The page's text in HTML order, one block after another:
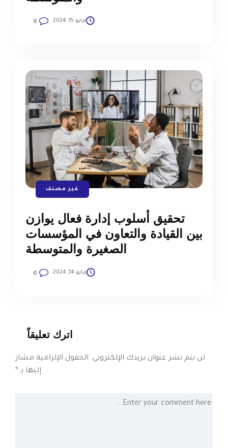
مايو 15, 2024 0
غير مصنف
تحقيق أسلوب إدارة فعال يوازن
بين القيادة والتعاون في المؤسسات
الصغيرة والمتوسطة
مايو 14, 2024 0
اترك تعليقاً
لن يتم نشر عنوان بريدك الإلكتروني. الحقول الإلزامية مشار
إليها بـ *